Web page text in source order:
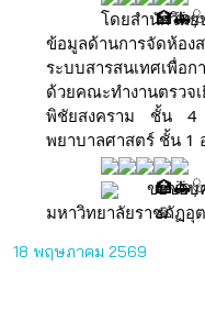
โดยสำนักวิทย
ข้อมูลด้านการจัดห้อ
ระบบสารสนเทศเพื่อ
ด้วยคณะทํางานตรว
พิชัยสงคราม ชั้น 4
พยาบาลศาสตร์ ชั้น 1
ขอขอบ
มหาวิทยาลัยราชภัฏอุ
18 พฤษภาคม 2569